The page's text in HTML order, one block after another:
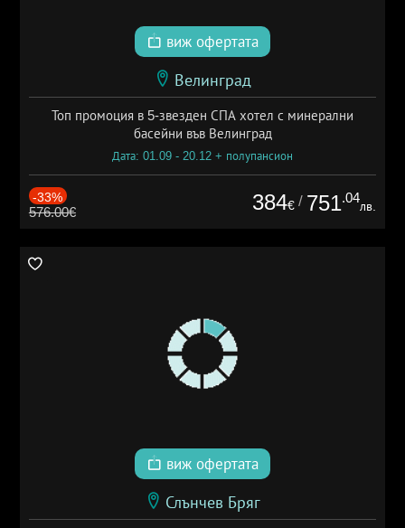
виж офертата
Велинград
Топ промоция в 5-звезден СПА хотел с минерални
басейни във Велинград
Дата: 01.09 - 20.12 + полупансион
-33%
576.00€ 384€ / 751.04
лв.
виж офертата
Слънчев Бряг